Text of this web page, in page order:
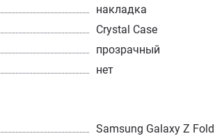
накладка
Crystal Case
прозрачный
нет
Samsung Galaxy Z